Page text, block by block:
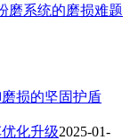
磨系统的磨损难题
损的坚固护盾
化升级2025-01-